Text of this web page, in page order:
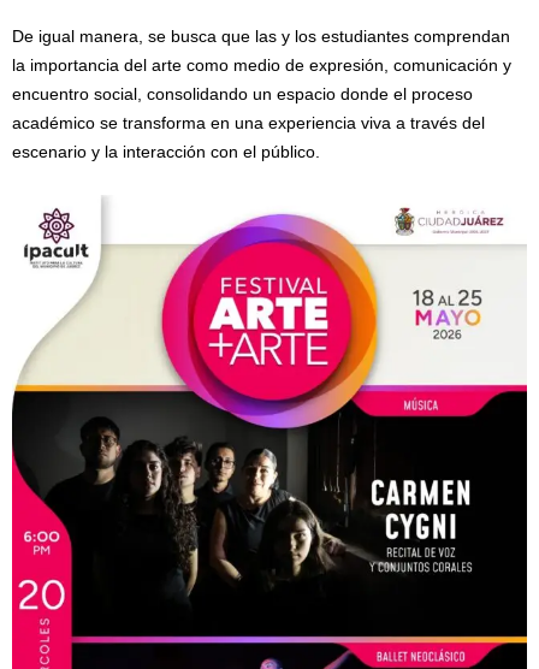
De igual manera, se busca que las y los estudiantes comprendan
la importancia del arte como medio de expresión, comunicación y
encuentro social, consolidando un espacio donde el proceso
académico se transforma en una experiencia viva a través del
escenario y la interacción con el público.